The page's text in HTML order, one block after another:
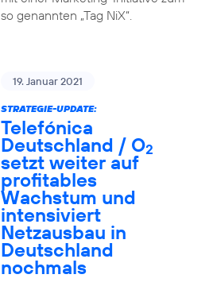
so genannten „Tag NiX“.
19. Januar 2021
STRATEGIE-UPDATE:
Telefónica
Deutschland / O2
setzt weiter auf
profitables
Wachstum und
intensiviert
Netzausbau in
Deutschland
nochmals